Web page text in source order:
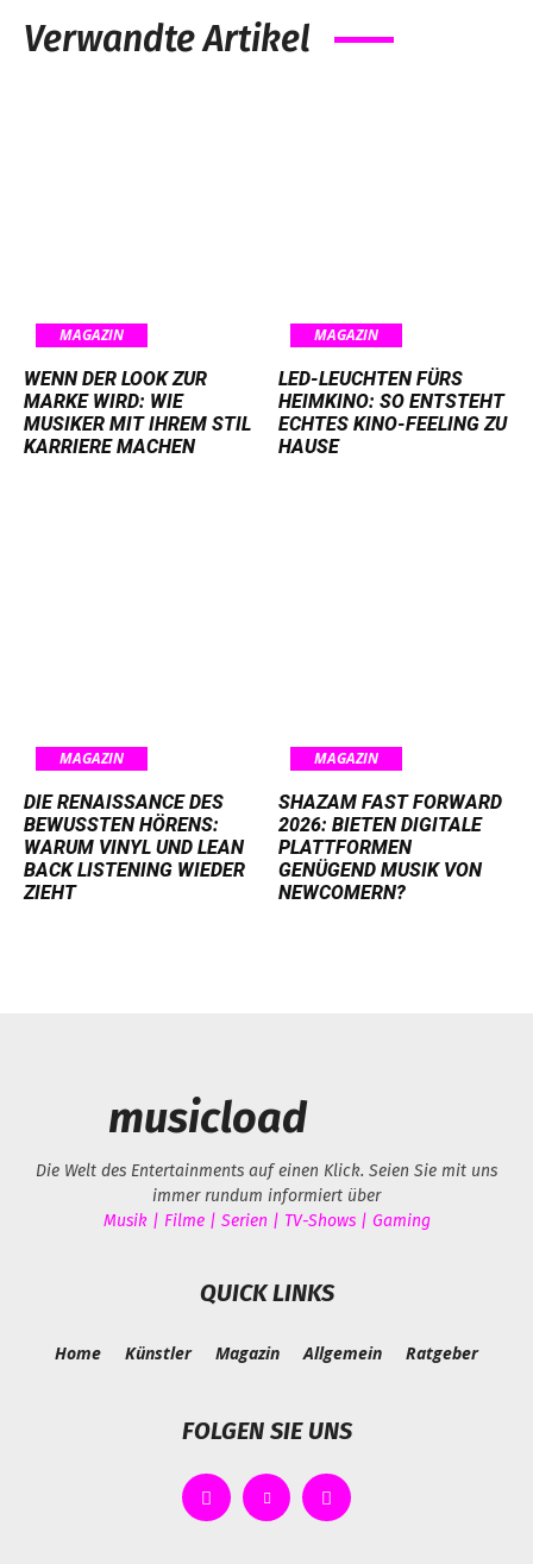
Verwandte Artikel
MAGAZIN
WENN DER LOOK ZUR
MARKE WIRD: WIE
MUSIKER MIT IHREM STIL
KARRIERE MACHEN
MAGAZIN
LED-LEUCHTEN FÜRS
HEIMKINO: SO ENTSTEHT
ECHTES KINO-FEELING ZU
HAUSE
MAGAZIN
DIE RENAISSANCE DES
BEWUSSTEN HÖRENS:
WARUM VINYL UND LEAN
BACK LISTENING WIEDER
ZIEHT
MAGAZIN
SHAZAM FAST FORWARD
2026: BIETEN DIGITALE
PLATTFORMEN
GENÜGEND MUSIK VON
NEWCOMERN?
musicload
Die Welt des Entertainments auf einen Klick. Seien Sie mit uns
immer rundum informiert über
Musik | Filme | Serien | TV-Shows | Gaming
QUICK LINKS
Home Künstler Magazin Allgemein Ratgeber
FOLGEN SIE UNS